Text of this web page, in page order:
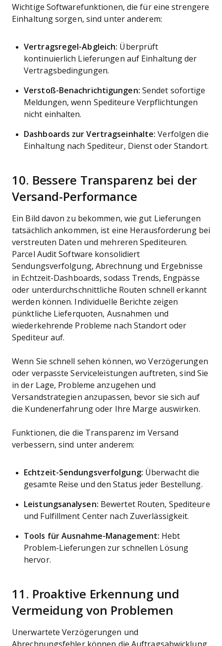
Wichtige Softwarefunktionen, die für eine strengere
Einhaltung sorgen, sind unter anderem:
Vertragsregel-Abgleich: Überprüft
kontinuierlich Lieferungen auf Einhaltung der
Vertragsbedingungen.
Verstoß-Benachrichtigungen: Sendet sofortige
Meldungen, wenn Spediteure Verpflichtungen
nicht einhalten.
Dashboards zur Vertragseinhalte: Verfolgen die
Einhaltung nach Spediteur, Dienst oder Standort.
10. Bessere Transparenz bei der
Versand-Performance
Ein Bild davon zu bekommen, wie gut Lieferungen
tatsächlich ankommen, ist eine Herausforderung bei
verstreuten Daten und mehreren Spediteuren.
Parcel Audit Software konsolidiert
Sendungsverfolgung, Abrechnung und Ergebnisse
in Echtzeit-Dashboards, sodass Trends, Engpässe
oder unterdurchschnittliche Routen schnell erkannt
werden können. Individuelle Berichte zeigen
pünktliche Lieferquoten, Ausnahmen und
wiederkehrende Probleme nach Standort oder
Spediteur auf.
Wenn Sie schnell sehen können, wo Verzögerungen
oder verpasste Serviceleistungen auftreten, sind Sie
in der Lage, Probleme anzugehen und
Versandstrategien anzupassen, bevor sie sich auf
die Kundenerfahrung oder Ihre Marge auswirken.
Funktionen, die die Transparenz im Versand
verbessern, sind unter anderem:
Echtzeit-Sendungsverfolgung: Überwacht die
gesamte Reise und den Status jeder Bestellung.
Leistungsanalysen: Bewertet Routen, Spediteure
und Fulfillment Center nach Zuverlässigkeit.
Tools für Ausnahme-Management: Hebt
Problem-Lieferungen zur schnellen Lösung
hervor.
11. Proaktive Erkennung und
Vermeidung von Problemen
Unerwartete Verzögerungen und
Abrechnungsfehler können die Auftragsabwicklung